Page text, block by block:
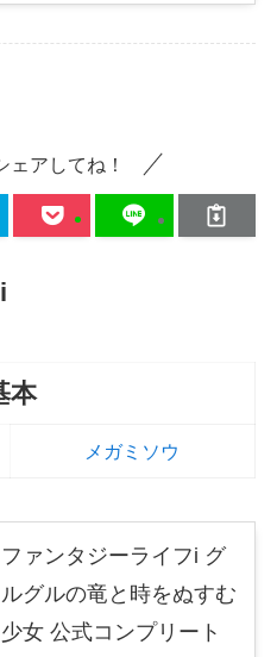
ェアしてね！
本
メガミソウ
ファンタジーライフi グ
ルグルの竜と時をぬすむ
少女 公式コンプリート